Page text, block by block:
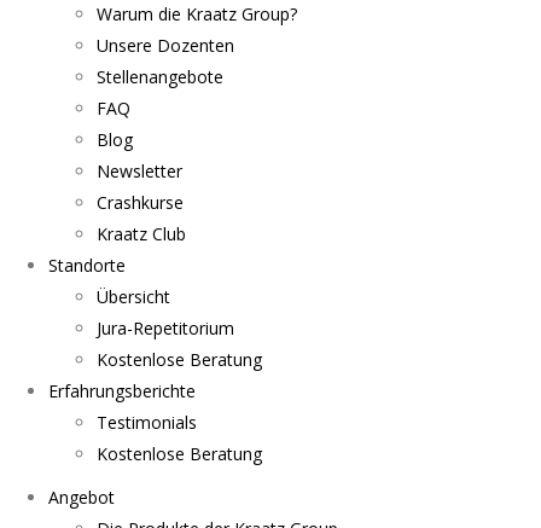
Warum die Kraatz Group?
Unsere Dozenten
Stellenangebote
FAQ
Blog
Newsletter
Crashkurse
Kraatz Club
Standorte
Übersicht
Jura-Repetitorium
Kostenlose Beratung
Erfahrungsberichte
Testimonials
Kostenlose Beratung
Angebot